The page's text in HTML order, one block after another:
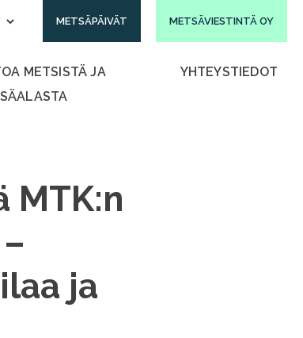
METSÄPÄIVÄT METSÄVIESTINTÄ OY
METSISTÄ JA
YHTEYSTIEDOT
MTK:n
ja